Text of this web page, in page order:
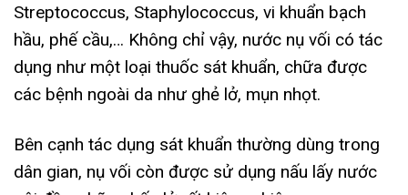
Streptococcus, Staphylococcus, vi khuẩn bạch
hầu, phế cầu,… Không chỉ vậy, nước nụ vối có tác
dụng như một loại thuốc sát khuẩn, chữa được
các bệnh ngoài da như ghẻ lở, mụn nhọt.
Bên cạnh tác dụng sát khuẩn thường dùng trong
dân gian, nụ vối còn được sử dụng nấu lấy nước